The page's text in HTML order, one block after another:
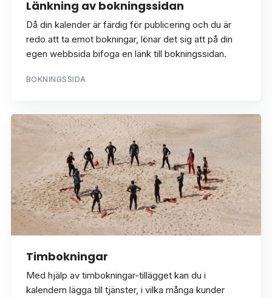
Länkning av bokningssidan
Då din kalender är färdig för publicering och du är
redo att ta emot bokningar, lönar det sig att på din
egen webbsida bifoga en länk till bokningssidan.
BOKNINGSSIDA
Timbokningar
Med hjälp av timbokningar-tillägget kan du i
kalendern lägga till tjänster, i vilka många kunder